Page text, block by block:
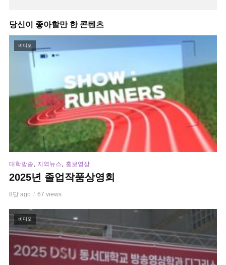
당신이 좋아할만 한 콘텐츠
비디오
대학방송 지역뉴스 홍보영상
2025년 졸업작품상영회
8달 ago 67 views
비디오